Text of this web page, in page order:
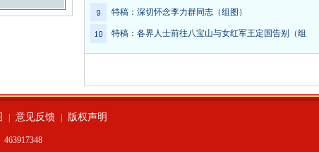
特稿：深切怀念李力群同志（组图）
特稿：各界人士前往八宝山与女红军王定国告别（组
意见反馈 版权声明
463917348